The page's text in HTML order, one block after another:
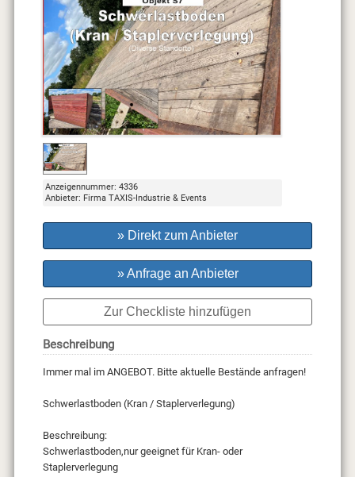
Anzeigennummer: 4336
Anbieter: Firma TAXIS-Industrie & Events
» Direkt zum Anbieter
» Anfrage an Anbieter
Zur Checkliste hinzufügen
Beschreibung
Immer mal im ANGEBOT. Bitte aktuelle Bestände anfragen!
Schwerlastboden (Kran / Staplerverlegung)
Beschreibung:
Schwerlastboden,nur geeignet für Kran- oder
Staplerverlegung